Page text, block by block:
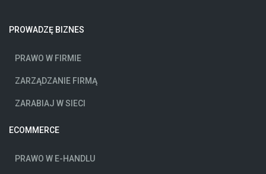
PROWADZĘ BIZNES
PRAWO W FIRMIE
ZARZĄDZANIE FIRMĄ
ZARABIAJ W SIECI
ECOMMERCE
PRAWO W E-HANDLU